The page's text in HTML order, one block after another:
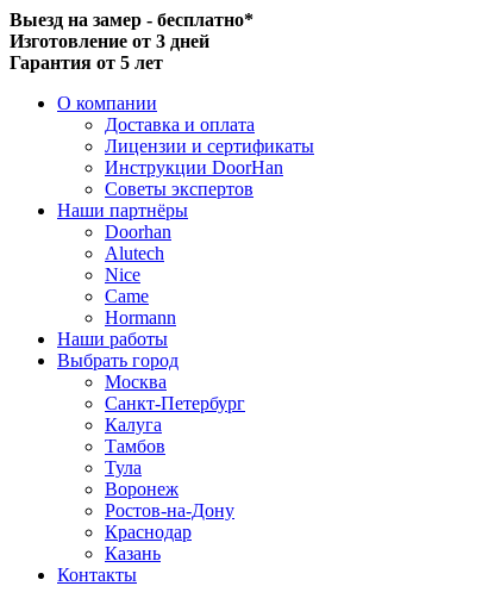
Выезд на замер - бесплатно*
Изготовление от 3 дней
Гарантия от 5 лет
О компании
Доставка и оплата
Лицензии и сертификаты
Инструкции DoorHan
Советы экспертов
Наши партнёры
Doorhan
Alutech
Nice
Came
Hormann
Наши работы
Выбрать город
Москва
Санкт-Петербург
Калуга
Тамбов
Тула
Воронеж
Ростов-на-Дону
Краснодар
Казань
Контакты